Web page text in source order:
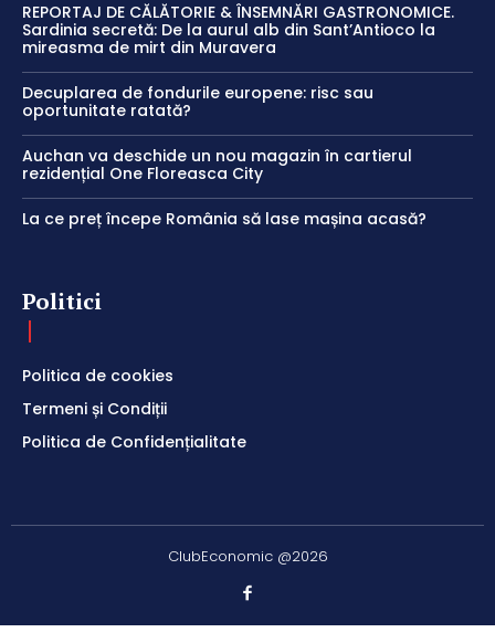
REPORTAJ DE CĂLĂTORIE & ÎNSEMNĂRI GASTRONOMICE.
Sardinia secretă: De la aurul alb din Sant’Antioco la
mireasma de mirt din Muravera
Decuplarea de fondurile europene: risc sau
oportunitate ratată?
Auchan va deschide un nou magazin în cartierul
rezidențial One Floreasca City
La ce preț începe România să lase mașina acasă?
Politici
Politica de cookies
Termeni și Condiții
Politica de Confidențialitate
ClubEconomic @2026